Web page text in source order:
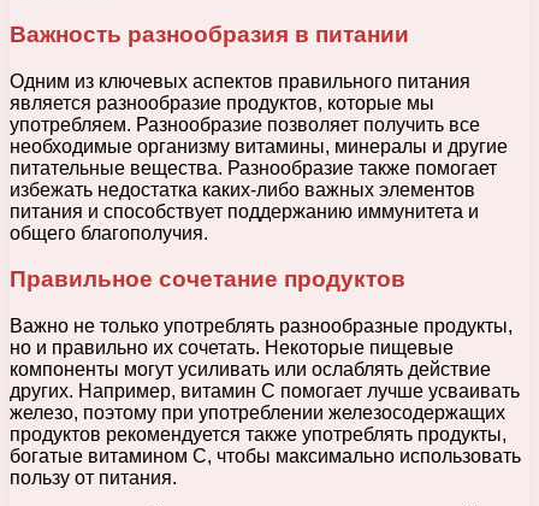
Важность разнообразия в питании
Одним из ключевых аспектов правильного питания
является разнообразие продуктов, которые мы
употребляем. Разнообразие позволяет получить все
необходимые организму витамины, минералы и другие
питательные вещества. Разнообразие также помогает
избежать недостатка каких-либо важных элементов
питания и способствует поддержанию иммунитета и
общего благополучия.
Правильное сочетание продуктов
Важно не только употреблять разнообразные продукты,
но и правильно их сочетать. Некоторые пищевые
компоненты могут усиливать или ослаблять действие
других. Например, витамин C помогает лучше усваивать
железо, поэтому при употреблении железосодержащих
продуктов рекомендуется также употреблять продукты,
богатые витамином C, чтобы максимально использовать
пользу от питания.